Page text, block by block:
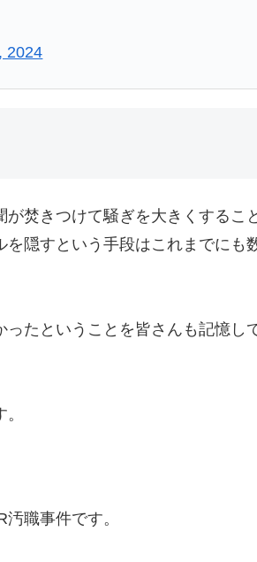
2024
焚きつけて騒ぎを大きくするこ
隠すという手段はこれまでにも
たということを皆さんも記憶し
職事件です。